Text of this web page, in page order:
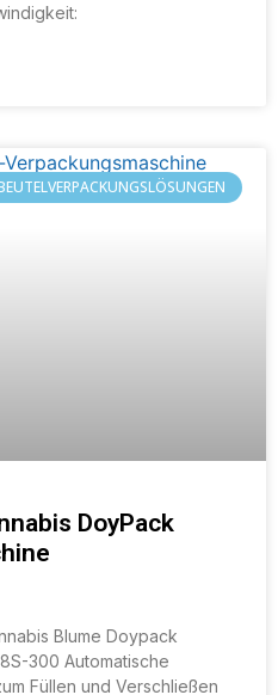
DoyPack
Blume Doypack
300 Automatische
Füllen und Verschließen